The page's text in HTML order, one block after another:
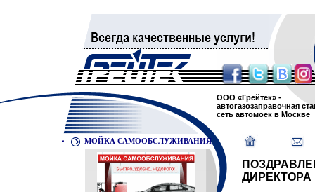
ООО «Грейтек» -
автогазозаправочная
сеть автомоек в Москве
МОЙКА САМООБСЛУЖИВАНИЯ